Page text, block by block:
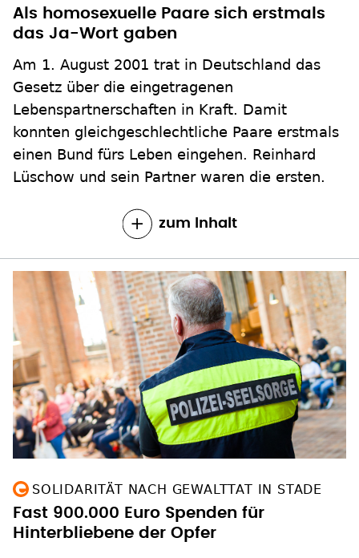
Als homosexuelle Paare sich erstmals
das Ja-Wort gaben
Am 1. August 2001 trat in Deutschland das
Gesetz über die eingetragenen
Lebenspartnerschaften in Kraft. Damit
konnten gleichgeschlechtliche Paare erstmals
einen Bund fürs Leben eingehen. Reinhard
Lüschow und sein Partner waren die ersten.
zum Inhalt
SOLIDARITÄT NACH GEWALTTAT IN STADE
Fast 900.000 Euro Spenden für
Hinterbliebene der Opfer